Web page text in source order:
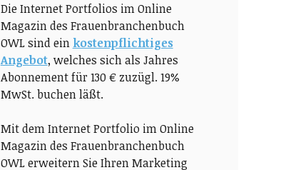
Die Internet Portfolios im Online
Magazin des Frauenbranchenbuch
OWL sind ein kostenpflichtiges
Angebot, welches sich als Jahres
Abonnement für 130 € zuzügl. 19%
MwSt. buchen läßt.
Mit dem Internet Portfolio im Online
Magazin des Frauenbranchenbuch
OWL erweitern Sie Ihren Marketing